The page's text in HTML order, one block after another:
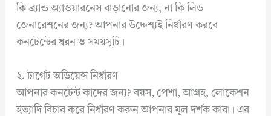
কি ব্র্যান্ড অ্যাওয়ারনেস বাড়ানোর জন্য, না কি লিড
জেনারেশনের জন্য? আপনার উদ্দেশ্যই নির্ধারণ করবে
কনটেন্টের ধরন ও সময়সূচি।
২. টার্গেট অডিয়েন্স নির্ধারণ
আপনার কনটেন্ট কাদের জন্য? বয়স, পেশা, আগ্রহ, লোকেশন
ইত্যাদি বিচার করে নির্ধারণ করুন আপনার মূল দর্শক কারা। এর